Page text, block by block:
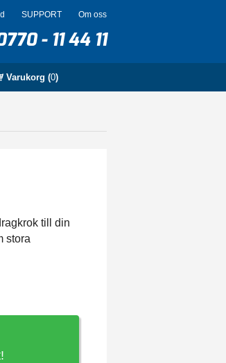
SUPPORT Om oss
- 11 44 11
Varukorg (0)
till din
stora